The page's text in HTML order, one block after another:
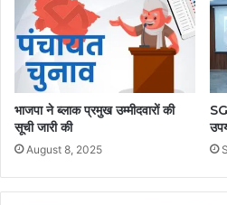
भाजपा ने ब्लाक प्रमुख उम्मीदवारों की
सूची जारी की
August 8, 2025